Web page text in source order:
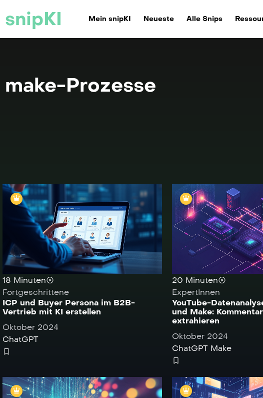
snipKI Mein snipKI Neueste Alle Snips
make-Prozesse
18 Minuten
Fortgeschrittene
ICP und Buyer Persona im B2B-
Vertrieb mit KI erstellen
Oktober 2024
ChatGPT
20 Minuten
ExpertInnen
YouTube-
und Make:
extrahieren
Oktober 2024
ChatGPT Make